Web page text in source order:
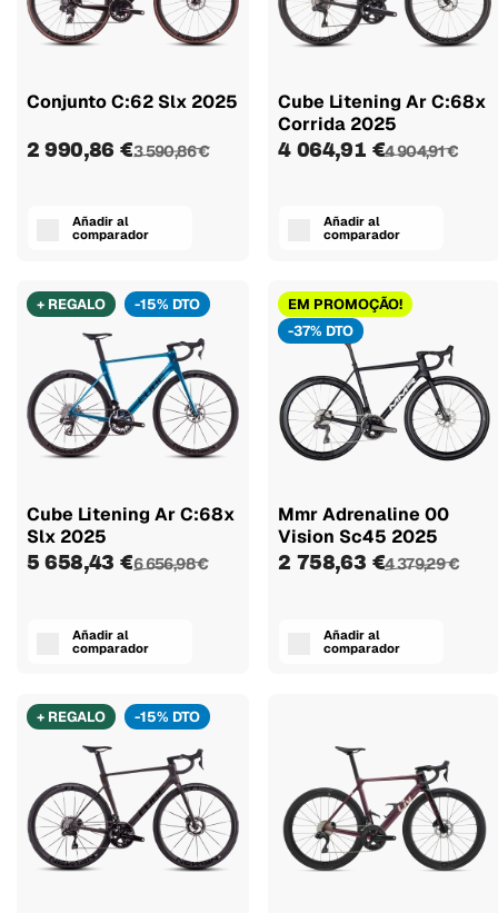
Conjunto C:62 Slx 2025
2 990,86 €3 590,86 €
Añadir al
comparador
Cube Litening Ar C:68x
Corrida 2025
4 064,91 €4 904,91 €
Añadir al
comparador
+ REGALO -15% DTO
Cube Litening Ar C:68x
Slx 2025
5 658,43 €6 656,98 €
Añadir al
comparador
EM PROMOÇÃO!
-37% DTO
Mmr Adrenaline 00
Vision Sc45 2025
2 758,63 €4 379,29 €
Añadir al
comparador
+ REGALO -15% DTO